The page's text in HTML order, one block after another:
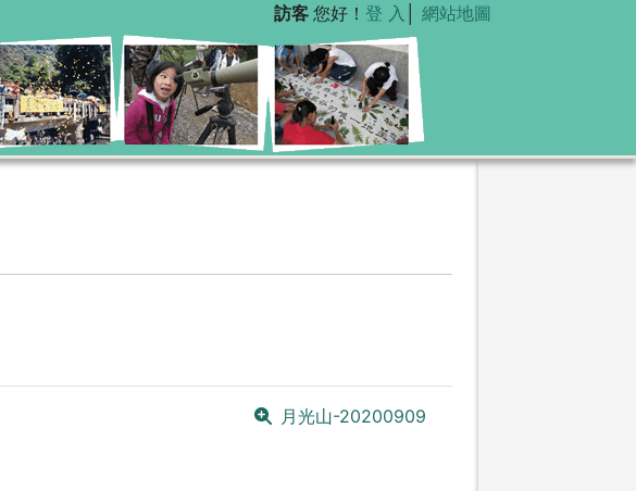
訪客 您好！ 登 入 網站地圖
月光山-20200909